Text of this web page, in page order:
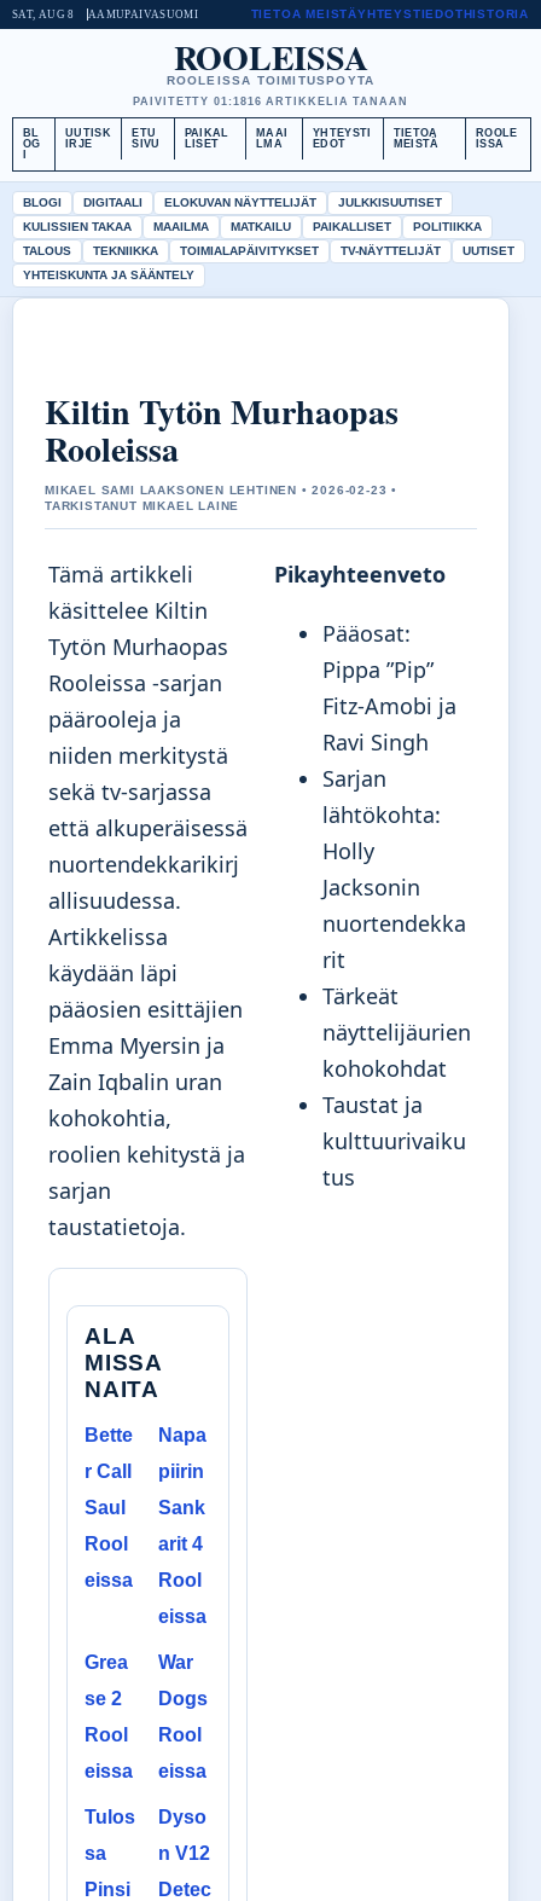
SAT, AUG 8 AAMUPAIVASUOMI TIETOA MEISTÄYHTEYSTIEDOTHISTORIA
ROOLEISSA
ROOLEISSA TOIMITUSPOYTA
PAIVITETTY 01:1816 ARTIKKELIA TANAAN
BL
OG
UUTISK
IRJE
ETU
SIVU
PAIKAL
LISET
MAAI
LMA
YHTEYSTI
EDOT
TIETOA
MEISTÄ
ROOLE
ISSA
BLOGI DIGITAALI ELOKUVAN NÄYTTELIJÄT
JULKKISUUTISET
KULISSIEN TAKAA
MAAILMA MATKAILU PAIKALLISET
POLITIIKKA
TALOUS
TEKNIIKKA TOIMIALAPÄIVITYKSET TV-NÄYTTELIJÄT
UUTISET
YHTEISKUNTA JA SÄÄNTELY
Kiltin Tytön Murhaopas
Rooleissa
MIKAEL SAMI LAAKSONEN LEHTINEN • 2026-02-23 •
TARKISTANUT MIKAEL LAINE
Tämä artikkeli
käsittelee Kiltin
Tytön Murhaopas
Rooleissa -sarjan
päärooleja ja
niiden merkitystä
sekä tv-sarjassa
että alkuperäisessä
nuortendekkarikirj
allisuudessa.
Artikkelissa
käydään läpi
pääosien esittäjien
Emma Myersin ja
Zain Iqbalin uran
kohokohtia,
roolien kehitystä ja
sarjan
taustatietoja.
ALA
MISSA
NAITA
Bette
r Call
Saul
Rool
eissa
Napa
piirin
Sank
arit 4
Rool
eissa
Grea
se 2
Rool
eissa
War
Dogs
Rool
eissa
Tulos
sa
Pinsi
Dyso
n V12
Detec
Pikayhteenveto
Pääosat:
Pippa ”Pip”
Fitz-Amobi ja
Ravi Singh
Sarjan
lähtökohta:
Holly
Jacksonin
nuortendekka
rit
Tärkeät
näyttelijäurien
kohokohdat
Taustat ja
kulttuurivaiku
tus